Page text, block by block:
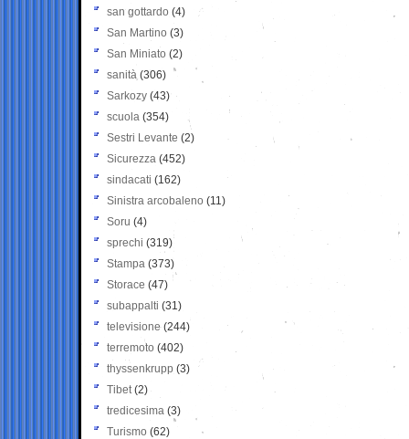
san gottardo (4)
San Martino (3)
San Miniato (2)
sanità (306)
Sarkozy (43)
scuola (354)
Sestri Levante (2)
Sicurezza (452)
sindacati (162)
Sinistra arcobaleno (11)
Soru (4)
sprechi (319)
Stampa (373)
Storace (47)
subappalti (31)
televisione(244)
terremoto (402)
thyssenkrupp (3)
Tibet(2)
tredicesima (3)
Turismo (62)